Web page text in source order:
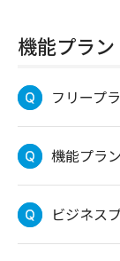
機能プラン
フリープ
機能プラ
ビジネス